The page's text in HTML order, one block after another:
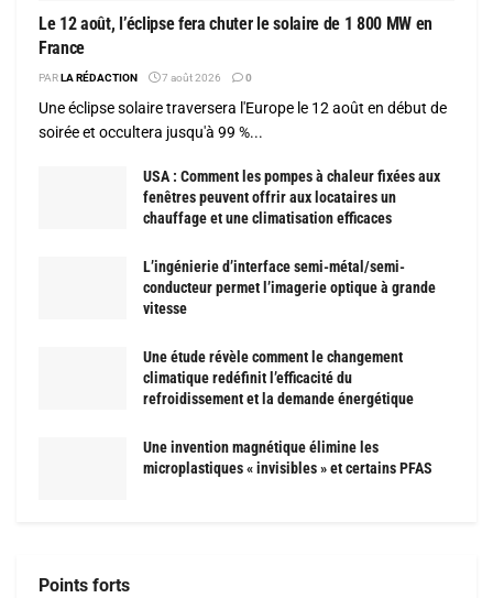
Le 12 août, l’éclipse fera chuter le solaire de 1 800 MW en
France
PARLA RÉDACTION 7 août 2026 0
Une éclipse solaire traversera l'Europe le 12 août en début de
soirée et occultera jusqu'à 99 %...
USA : Comment les pompes à chaleur fixées aux
fenêtres peuvent offrir aux locataires un
chauffage et une climatisation efficaces
L’ingénierie d’interface semi-métal/semi-
conducteur permet l’imagerie optique à grande
vitesse
Une étude révèle comment le changement
climatique redéfinit l’efficacité du
refroidissement et la demande énergétique
Une invention magnétique élimine les
microplastiques « invisibles » et certains PFAS
Points forts